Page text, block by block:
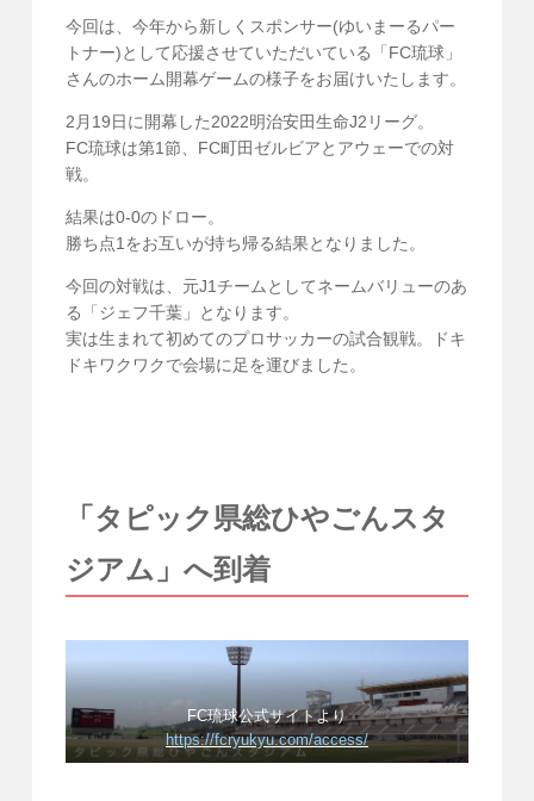
今回は、今年から新しくスポンサー(ゆいまーるパー
トナー)として応援させていただいている「FC琉球」
さんのホーム開幕ゲームの様子をお届けいたします。
2月19日に開幕した2022明治安田生命J2リーグ。
FC琉球は第1節、FC町田ゼルビアとアウェーでの対
戦。
結果は0-0のドロー。
勝ち点1をお互いが持ち帰る結果となりました。
今回の対戦は、元J1チームとしてネームバリューのあ
る「ジェフ千葉」となります。
実は生まれて初めてのプロサッカーの試合観戦。ドキ
ドキワクワクで会場に足を運びました。
「タピック県総ひやごんスタ
ジアム」へ到着
FC琉球公式サイトより
https://fcryukyu.com/access/